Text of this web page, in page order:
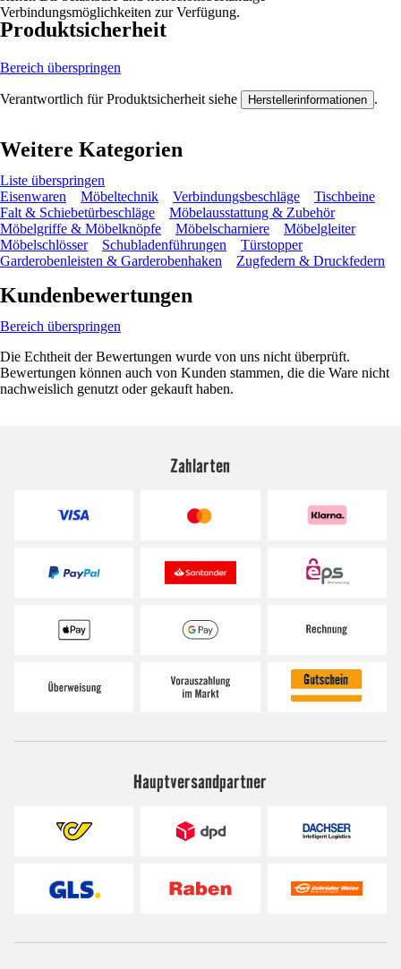
Verbindungsmöglichkeiten zur Verfügung.
Produktsicherheit
Bereich überspringen
Verantwortlich für Produktsicherheit siehe Herstellerinformationen .
Weitere Kategorien
Liste überspringen
Eisenwaren
Möbeltechnik Verbindungsbeschläge
Tischbeine
Falt & Schiebetürbeschläge
Möbelausstattung & Zubehör
Möbelgriffe & Möbelknöpfe
Möbelscharniere
Möbelgleiter
Möbelschlösser
Schubladenführungen
Türstopper
Garderobenleisten & Garderobenhaken
Zugfedern & Druckfedern
Kundenbewertungen
Bereich überspringen
Die Echtheit der Bewertungen wurde von uns nicht überprüft.
Bewertungen können auch von Kunden stammen, die die Ware nicht
nachweislich genutzt oder gekauft haben.
Zahlarten
Hauptversandpartner